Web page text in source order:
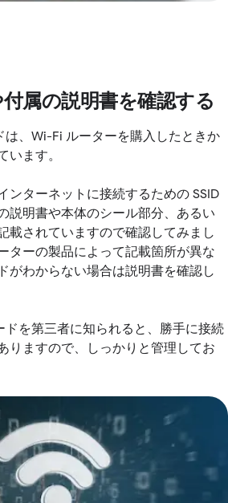
属の説明書を確認する
、Wi-Fi ルーターを購入したときか
います。
ンターネットに接続するための SSID
説明書や本体のシール部分、あるい
載されていますので確認してみまし
ターの製品によって記載箇所が異な
がわからない場合は説明書を確認し
ドを第三者に知られると、勝手に接続
りますので、しっかりと管理してお